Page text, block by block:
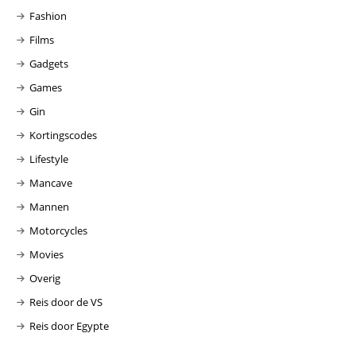
Fashion
Films
Gadgets
Games
Gin
Kortingscodes
Lifestyle
Mancave
Mannen
Motorcycles
Movies
Overig
Reis door de VS
Reis door Egypte